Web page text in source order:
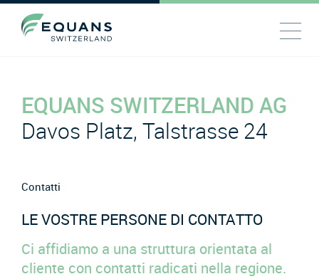
EQUANS SWITZERLAND AG
Davos Platz, Talstrasse 24
Contatti
LE VOSTRE PERSONE DI CONTATTO
Ci affidiamo a una struttura orientata al
cliente con contatti radicati nella regione.